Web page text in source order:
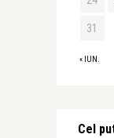
« IUN.
31
Cel